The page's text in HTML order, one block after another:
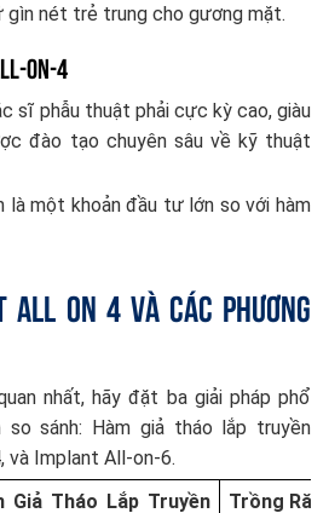
gìn nét trẻ trung cho gương mặt.
on-4
sĩ phẫu thuật phải cực kỳ cao, giàu
đào tạo chuyên sâu về kỹ thuật
là một khoản đầu tư lớn so với hàm
All On 4 và các phương
nhất, hãy đặt ba giải pháp phổ
sánh: Hàm giả tháo lắp truyền
và Implant All-on-6.
Giả Tháo Lắp Truyền Trồng